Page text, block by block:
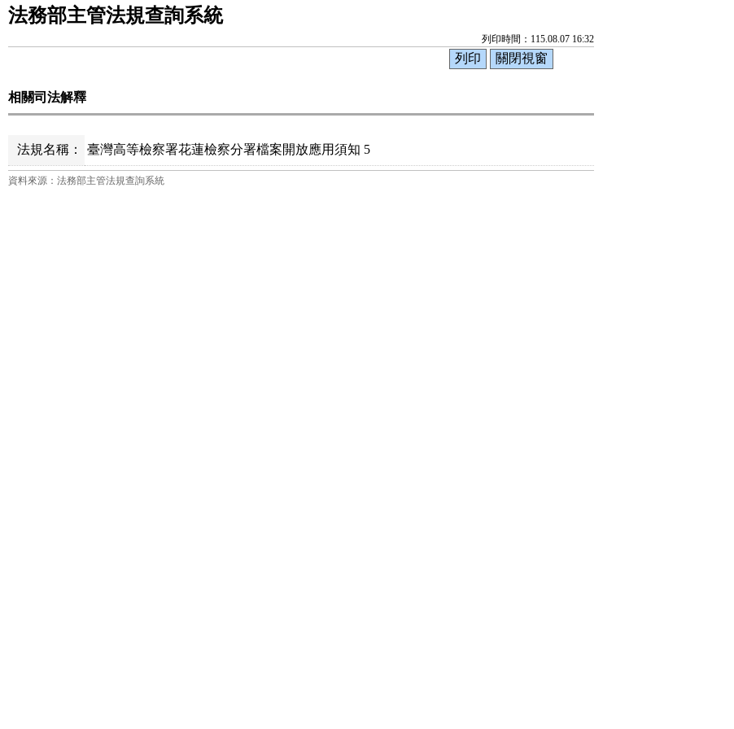
法務部主管法規查詢系統
列印時間：115.08.07 16:32
相關司法解釋
法規名稱： 臺灣高等檢察署花蓮檢察分署檔案開放應用須知 5
資料來源：法務部主管法規查詢系統